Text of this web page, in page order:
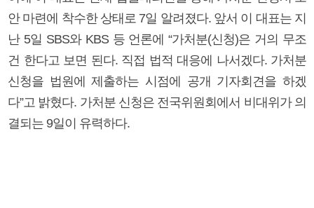
안 마련에 착수한 상태로 7일 알려졌다. 앞서 이 대표는 지
난 5일 SBS와 KBS 등 언론에 “가처분(신청)은 거의 무조
건 한다고 보면 된다. 직접 법적 대응에 나서겠다. 가처분
신청을 법원에 제출하는 시점에 공개 기자회견을 하겠
다”고 밝혔다. 가처분 신청은 전국위원회에서 비대위가 의
결되는 9일이 유력하다.